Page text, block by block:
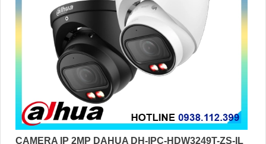
CAMERA IP 2MP DAHUA DH-IPC-HDW3249T-ZS-IL